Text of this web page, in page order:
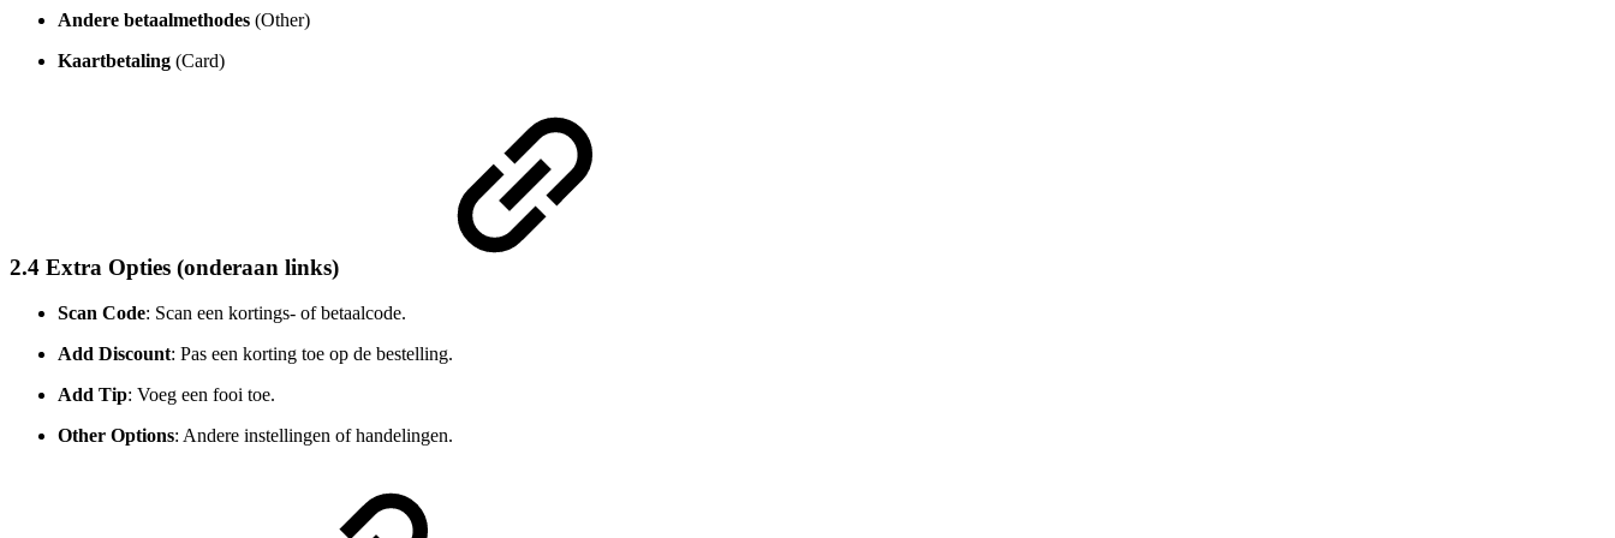
Andere betaalmethodes (Other)
Kaartbetaling (Card)
2.4 Extra Opties (onderaan links)
Scan Code: Scan een kortings- of betaalcode.
Add Discount: Pas een korting toe op de bestelling.
Add Tip: Voeg een fooi toe.
Other Options: Andere instellingen of handelingen.